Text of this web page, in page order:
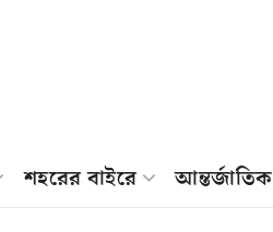
শহরের বাইরে আন্তর্জাতিক